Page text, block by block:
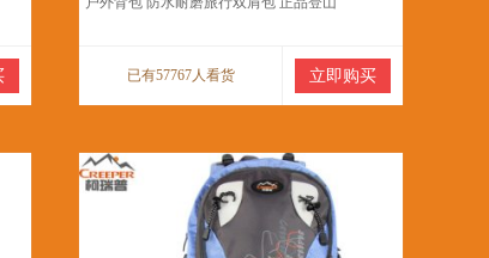
已有57767人看货 立即购买